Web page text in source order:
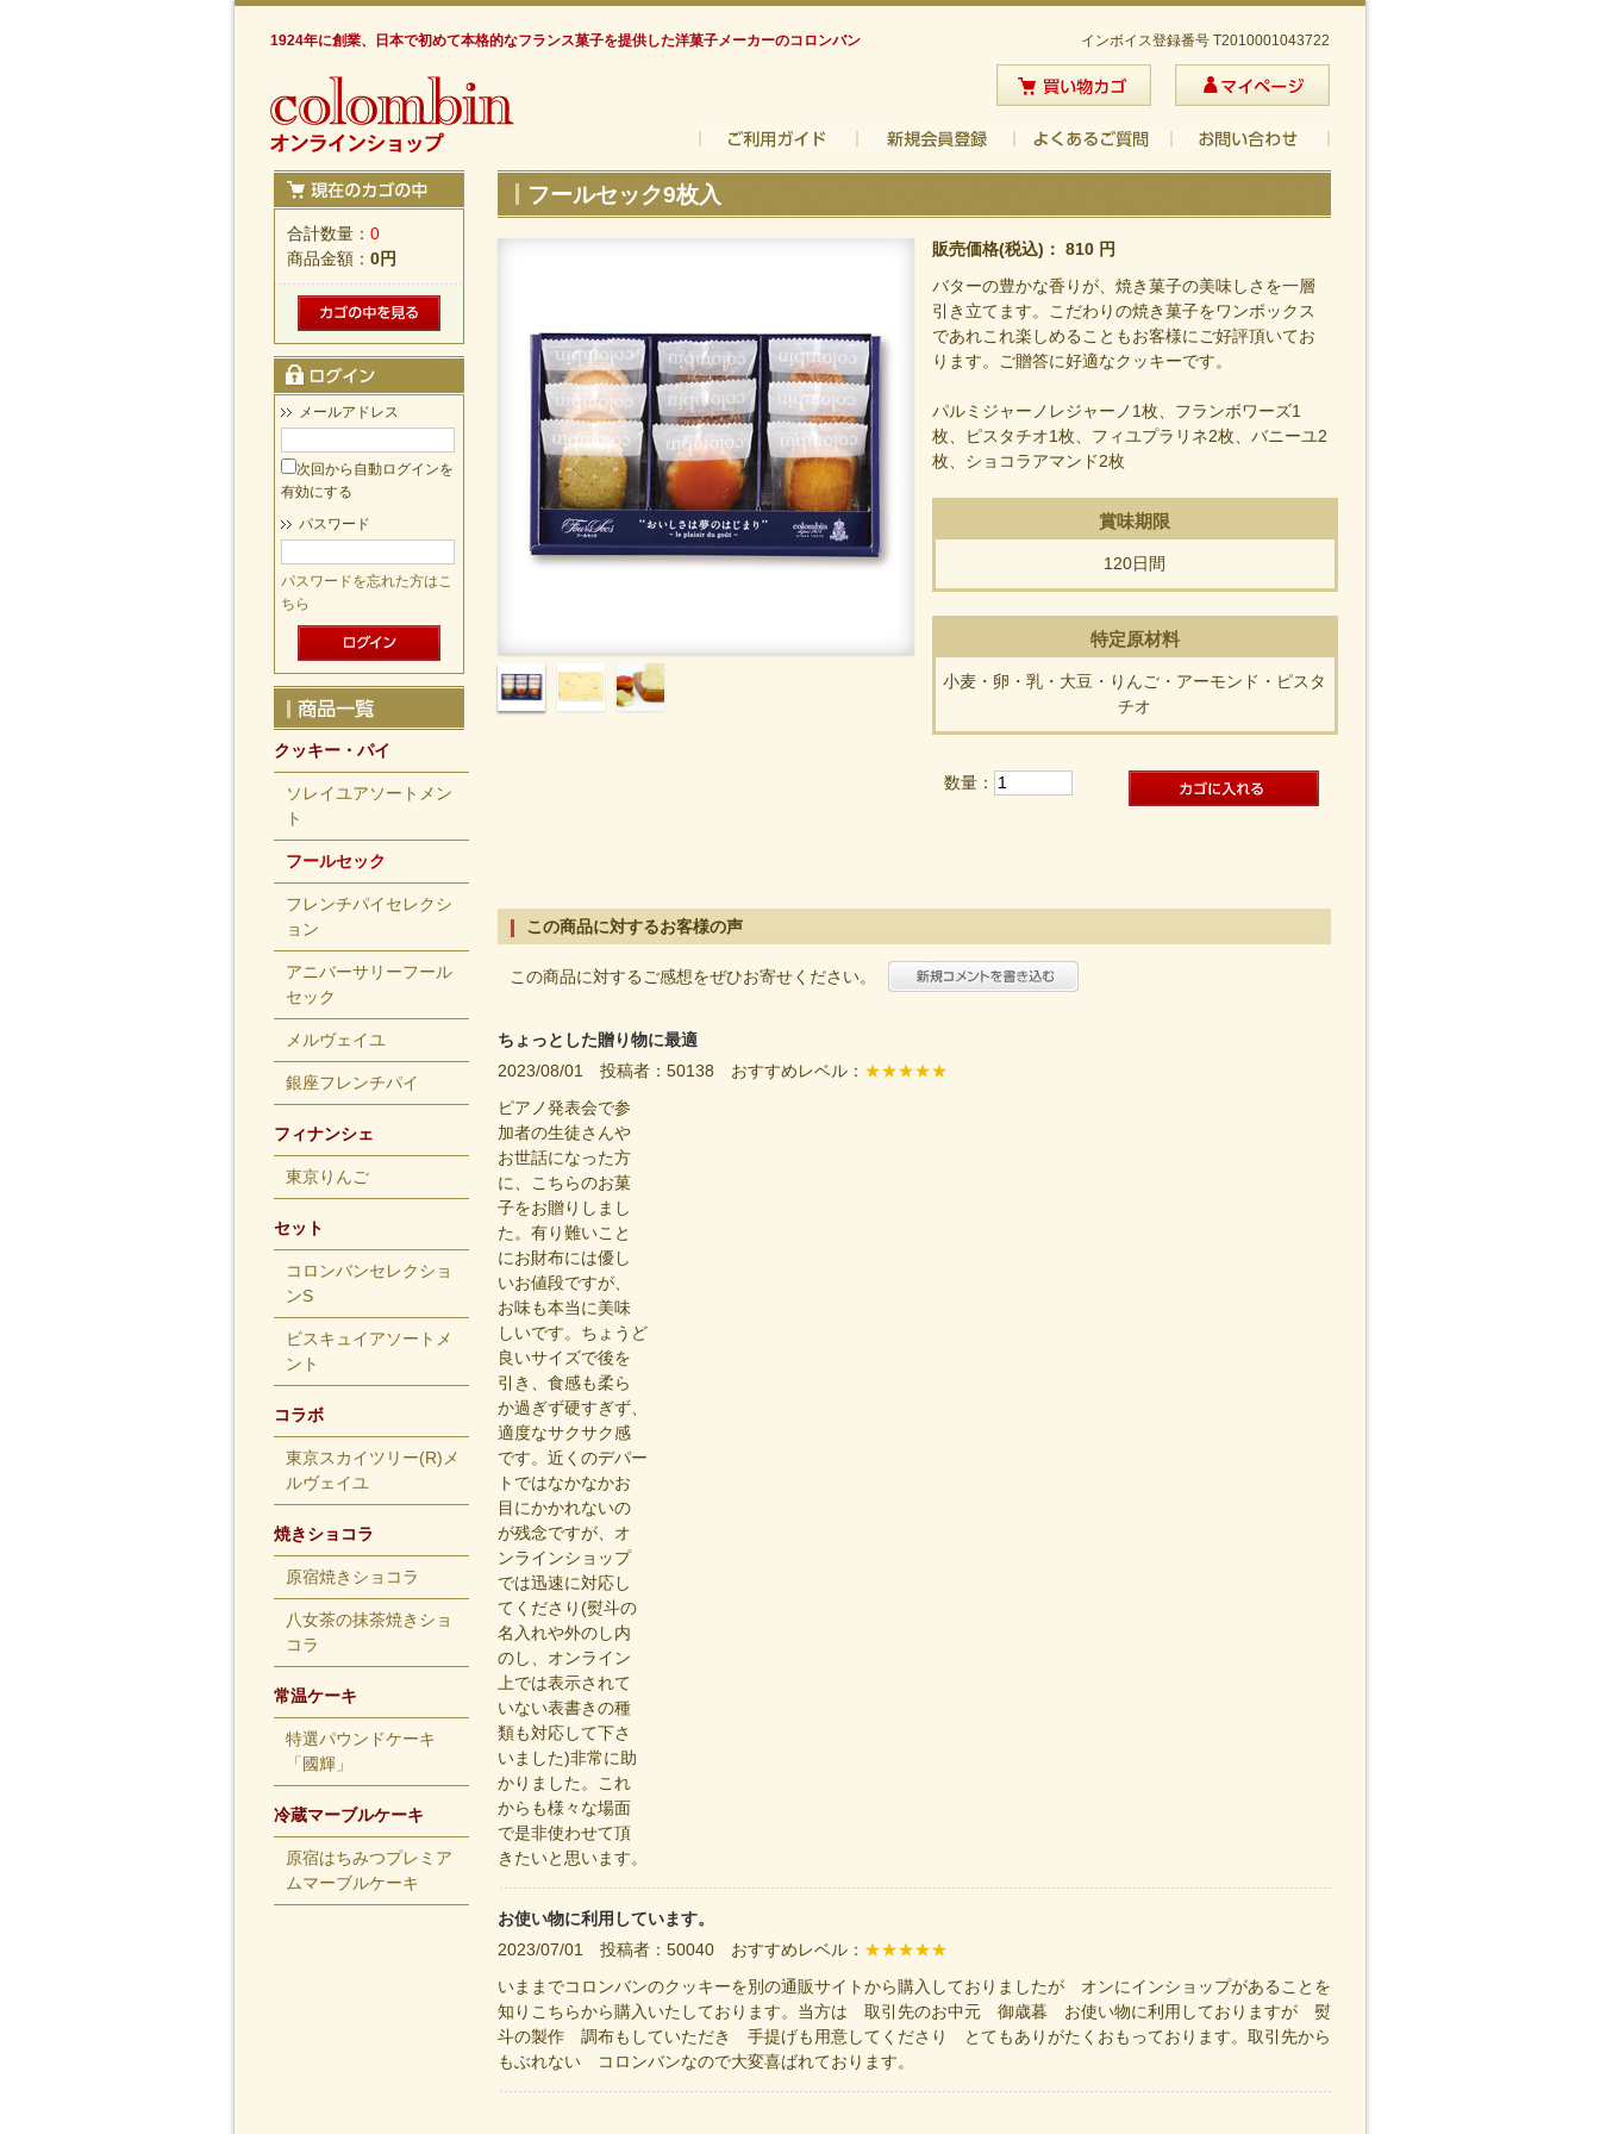
1924年に創業、日本で初めて本格的なフランス菓子を提供した洋菓子メーカーのコロンバン インボイス登録番号 T2010001043722
合計数量：0
商品金額：0円
メールアドレス
次回から自動ログインを
有効にする
パスワード
パスワードを忘れた方はこ
ちら
クッキー・パイ
ソレイユアソートメン
ト
フールセック
フレンチパイセレクシ
ョン
アニバーサリーフール
セック
メルヴェイユ
銀座フレンチパイ
フィナンシェ
東京りんご
セット
コロンバンセレクショ
ンS
ビスキュイアソートメ
ント
コラボ
東京スカイツリー(R)メ
ルヴェイユ
焼きショコラ
原宿焼きショコラ
八女茶の抹茶焼きショ
コラ
常温ケーキ
特選パウンドケーキ
「國輝」
冷蔵マーブルケーキ
原宿はちみつプレミア
ムマーブルケーキ
フールセック9枚入
販売価格(税込)： 810円
バターの豊かな香りが、焼き菓子の美味しさを一層
引き立てます。こだわりの焼き菓子をワンボックス
であれこれ楽しめることもお客様にご好評頂いてお
ります。ご贈答に好適なクッキーです。
パルミジャーノレジャーノ1枚、フランボワーズ1
枚、ピスタチオ1枚、フィユプラリネ2枚、バニーユ2
枚、ショコラアマンド2枚
賞味期限
120日間
特定原材料
小麦・卵・乳・大豆・りんご・アーモンド・ピスタ
チオ
数量：
この商品に対するお客様の声
この商品に対するご感想をぜひお寄せください。
ちょっとした贈り物に最適
2023/08/01 投稿者：50138 おすすめレベル： ★★★★★
ピアノ発表会で参
加者の生徒さんや
お世話になった方
に、こちらのお菓
子をお贈りしまし
た。有り難いこと
にお財布には優し
いお値段ですが、
お味も本当に美味
しいです。ちょうど
良いサイズで後を
引き、食感も柔ら
か過ぎず硬すぎず、
適度なサクサク感
です。近くのデパー
トではなかなかお
目にかかれないの
が残念ですが、オ
ンラインショップ
では迅速に対応し
てくださり(熨斗の
名入れや外のし内
のし、オンライン
上では表示されて
いない表書きの種
類も対応して下さ
いました)非常に助
かりました。これ
からも様々な場面
で是非使わせて頂
きたいと思います。
お使い物に利用しています。
2023/07/01 投稿者：50040 おすすめレベル： ★★★★★
いままでコロンバンのクッキーを別の通販サイトから購入しておりましたが オンにインショップがあることを
知りこちらから購入いたしております。当方は 取引先のお中元 御歳暮 お使い物に利用しておりますが 熨
斗の製作 調布もしていただき 手提げも用意してくださり とてもありがたくおもっております。取引先から
もぶれない コロンバンなので大変喜ばれております。